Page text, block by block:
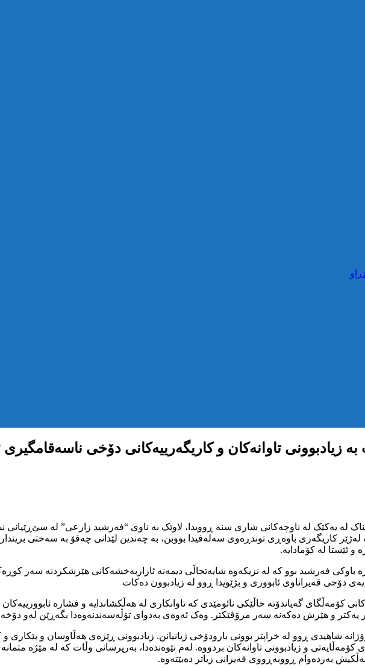
زیادبوونی تاوانەکان و کاریگەرییەکانی دۆخی ناسەقامگیری
لە یەکێک لە ناوچەکانی شاری سنە ڕوویدا، لاوێک بە ناوی “فەرشید زارعی” لە سێ‌ڕێیانی
کاریگەری باوەڕی توندڕەوی سەلەفیدا بووبن، بە چەندین لێدانی چەقۆ بە سەختی
و ئێستا لە کۆمادایە.
فەرشید بوو کە لە نزیکەوە شایەتحاڵی دیمەنە ئازاربەخشەکانی هێرشکردنە سەر
دۆخی قەیراناوی ئابووری و بژێویدا ڕوو لە زیادبوون دەکات
کۆمەڵگای گەیاندۆتە خاڵێکی نائومێدی کە تاوانکاری لە هەڵکشاندایە و فشارە
یەکتر و هێرش دەکەنە سەر مرۆڤێکتر. وەک ئەوەی بەدوای تۆڵەسەندنەوەدا بگەڕێن لەو
شاهیدی ڕوو له خراپتر بوونی بارودۆخی ژیانیانن. زیادبوونی ڕێژەی هەڵاوسان و بێکاری و
و زیادبوونی تاوانەکان بردووە. لەم نێوەندەدا، بەرپرسانی وڵات کە لە مێژە
بەردەوام ڕووبەڕووی قەیرانی زیاتر دەبێتەوه.